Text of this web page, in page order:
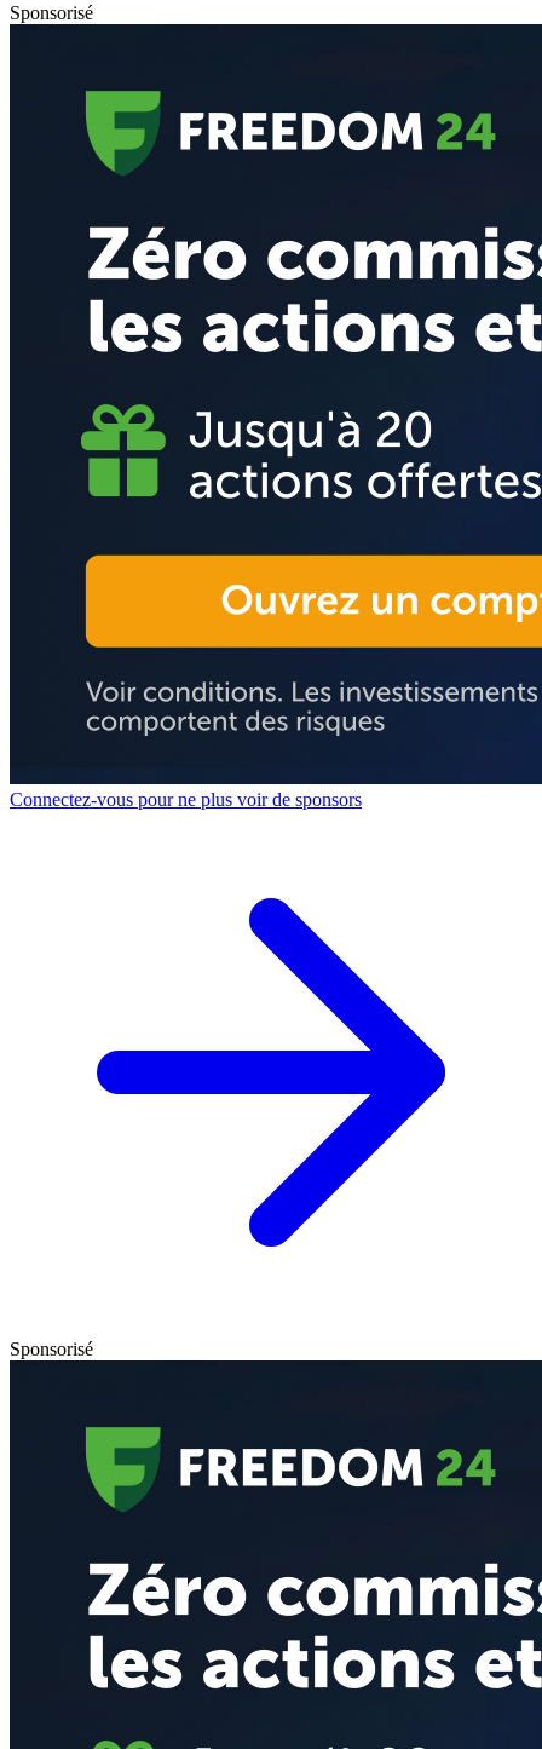
Sponsorisé
Connectez-vous pour ne plus voir de sponsors
Sponsorisé